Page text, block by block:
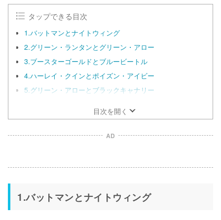
タップできる目次
1.バットマンとナイトウィング
2.グリーン・ランタンとグリーン・アロー
3.ブースターゴールドとブルービートル
4.ハーレイ・クインとポイズン・アイビー
5.グリーン・アローとブラックキャナリー
目次を開く
AD
1.バットマンとナイトウィング